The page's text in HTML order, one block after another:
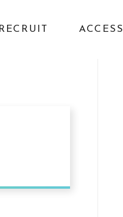
RECRUIT ACCESS